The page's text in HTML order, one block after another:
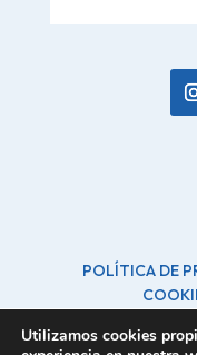
POLÍTICA DE
Utilizamos cookies